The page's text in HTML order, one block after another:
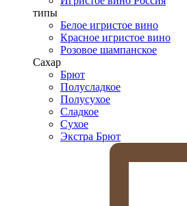
типы
Белое игристое вино
Красное игристое вино
Розовое шампанское
Сахар
Брют
Полусладкое
Полусухое
Сладкое
Сухое
Экстра Брют